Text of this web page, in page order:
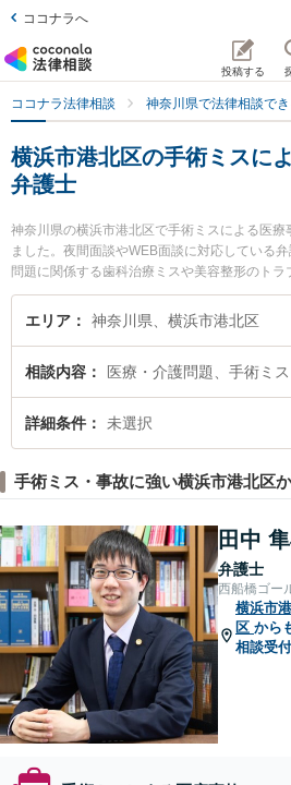
ココナラへ
投稿する
ココナラ法律相談 神奈川県で法律相談で
横浜市港北区の手術ミスに
弁護士
神奈川県の横浜市港北区で手術ミスによる医療
ました。夜間面談やWEB面談に対応している
問題に関係する歯科治療ミスや美容整形のト
な分野での絞り込み検索もでき便利です。特
弁護士や弁護士法人常磐法律事務所の峯崎 雄
術ミスによる医療事故のトラブル解決の実績
い』『初回相談無料で手術ミスによる医療事
内の弁護士に相談予約したい』などでお困り
エリア 神奈川県、横浜市港北区
相談内容 医療・介護問題、手術ミ
詳細条件 未選択
手術ミス・事故に強い横浜市港北区
田中
弁護士
西船橋ゴー
横浜市
区 から
相談受